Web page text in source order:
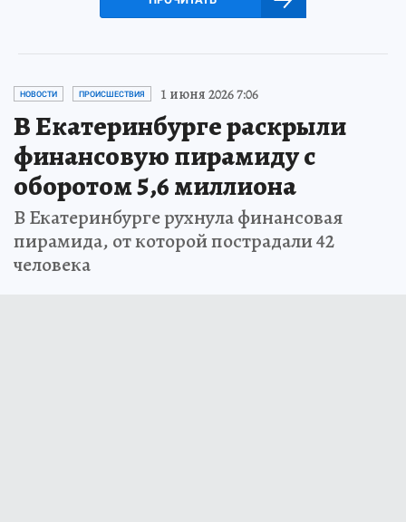
НОВОСТИ ПРОИСШЕСТВИЯ 1 июня 2026 7:06
В Екатеринбурге раскрыли
финансовую пирамиду с
оборотом 5,6 миллиона
В Екатеринбурге рухнула финансовая
пирамида, от которой пострадали 42
человека